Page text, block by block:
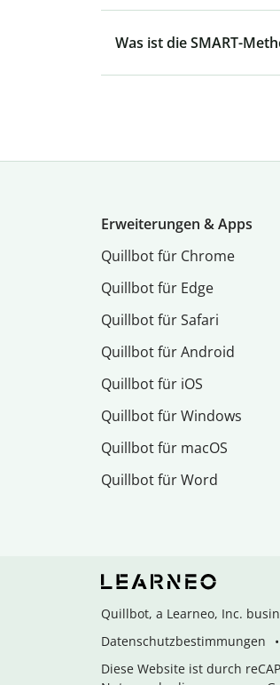
Was ist die SMART-
Erweiterungen & Apps
Quillbot für Chrome
Quillbot für Edge
Quillbot für Safari
Quillbot für Android
Quillbot für iOS
Quillbot für Windows
Quillbot für macOS
Quillbot für Word
Quillbot, a Learneo, Inc.
Datenschutzbestimmungen
Diese Website ist durch